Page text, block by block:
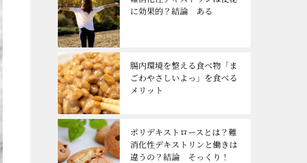
に効果的？結論 ある
腸内環境を整える食べ物「ま
ごわやさしいよっ」を食べる
メリット
ポリデキストロースとは？難
消化性デキストリンと働きは
違うの？結論 そっくり！